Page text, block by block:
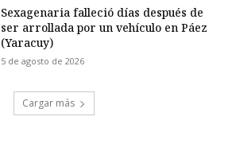
Sexagenaria falleció días después de
ser arrollada por un vehículo en Páez
(Yaracuy)
5 de agosto de 2026
Cargar más